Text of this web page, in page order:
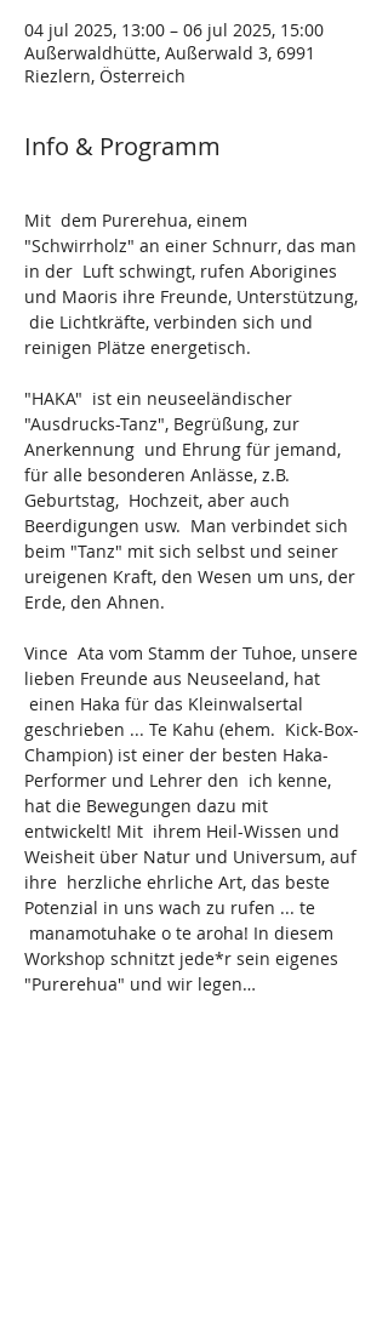
04 jul 2025, 13:00 – 06 jul 2025, 15:00
Außerwaldhütte, Außerwald 3, 6991
Riezlern, Österreich
Info & Programm
Mit  dem Purerehua, einem
"Schwirrholz" an einer Schnurr, das man
in der  Luft schwingt, rufen Aborigines
und Maoris ihre Freunde, Unterstützung,
die Lichtkräfte, verbinden sich und
reinigen Plätze energetisch.
"HAKA"  ist ein neuseeländischer
"Ausdrucks-Tanz", Begrüßung, zur
Anerkennung  und Ehrung für jemand,
für alle besonderen Anlässe, z.B.
Geburtstag,  Hochzeit, aber auch
Beerdigungen usw.  Man verbindet sich
beim "Tanz" mit sich selbst und seiner
ureigenen Kraft, den Wesen um uns, der
Erde, den Ahnen.
Vince  Ata vom Stamm der Tuhoe, unsere
lieben Freunde aus Neuseeland, hat
einen Haka für das Kleinwalsertal
geschrieben ... Te Kahu (ehem.  Kick-Box-
Champion) ist einer der besten Haka-
Performer und Lehrer den  ich kenne,
hat die Bewegungen dazu mit
entwickelt! Mit  ihrem Heil-Wissen und
Weisheit über Natur und Universum, auf
ihre  herzliche ehrliche Art, das beste
Potenzial in uns wach zu rufen ... te
manamotuhake o te aroha! In diesem
Workshop schnitzt jede*r sein eigenes
"Purerehua" und wir legen…